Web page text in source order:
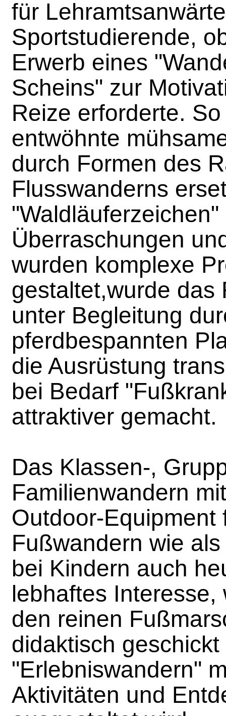
für
Sportstudierende,
Erwerb eines
Scheins" zur
Reize erforderte.
entwöhnte
durch Formen des
Flusswanderns
"Waldläuferzeichen"
Überraschungen
wurden komplexe
gestaltet,wurde das
unter Begleitung
pferdbespannten
die Ausrüstung
bei Bedarf
attraktiver gemacht.
Das Klassen-,
Familienwandern
Outdoor-Equipment
Fußwandern wie
bei Kindern auch
lebhaftes Interesse,
den reinen
didaktisch
"Erlebniswandern"
Aktivitäten und